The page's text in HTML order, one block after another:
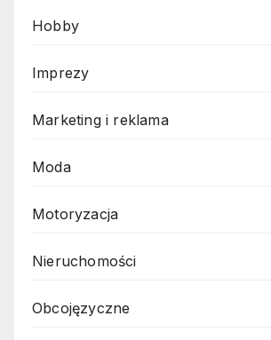
Hobby
Imprezy
Marketing i reklama
Moda
Motoryzacja
Nieruchomości
Obcojęzyczne